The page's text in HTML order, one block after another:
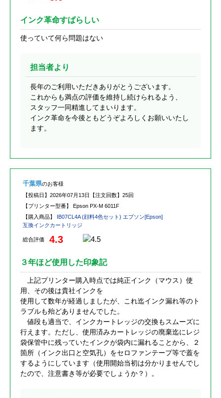
インク革命すばらしい
使っていて何ら問題はない
担当者より
長年のご利用いただきありがとうございます。
これからも満点の評価を維持し続けられるよう、
スタッフ一同精進してまいります。
インク革命を今後ともどうぞよろしくお願いいたし
ます。
千葉県のお客様
【投稿日】 2026年07月13日 【注文回数】 25回
【プリンター型番】 Epson PX-M 6011F
【購入商品】 IB07CL4A (顔料4色セット) エプソン[Epson]
互換インクカートリッジ
総合評価 4.3
３年ほど使用した印象記
上記プリンター購入時点では純正インク（マウス）使
用、その後は貴社インクを
使用して数年が経過しましたが、これ迄インク漏れ等のト
ラブルも殆どありませんでした。
値段も適当で、インクカートレッジの交換もスムーズに
行えます。ただし、使用済みカートレッジの廃棄迄にレジ
袋保管中に残っていたインクが袋内に漏れることから、２
箇所（インク出口と空気孔）をセロファンテープ等で蓋を
するようにしています（使用開始当初は分かりませんでし
たので、注意書き等が必要でしょうか？）。